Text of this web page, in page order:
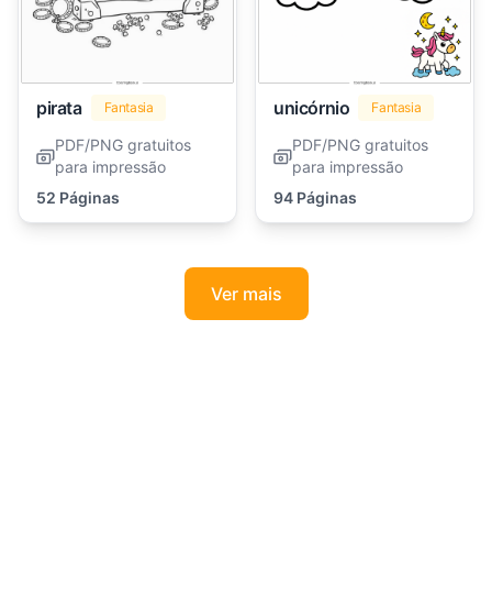
pirata Fantasia
PDF/PNG gratuitos
para impressão
52 Páginas
unicórnio Fantasia
PDF/PNG gratuitos
para impressão
94 Páginas
Ver mais